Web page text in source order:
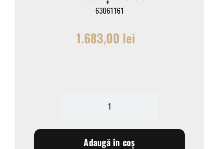
63061161
1.683,00 lei
Cantitate
ADM
Adaugă în coș